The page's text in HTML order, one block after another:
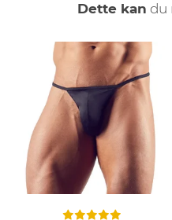
Dette kan du